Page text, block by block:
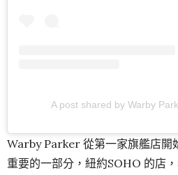
A post shared by Warby
Warby Parker 從第一家旗艦店開
重要的一部分，紐約SOHO 的店